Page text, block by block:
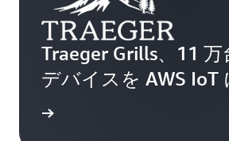
Traeger Grills、11 万
デバイスを AWS IoT